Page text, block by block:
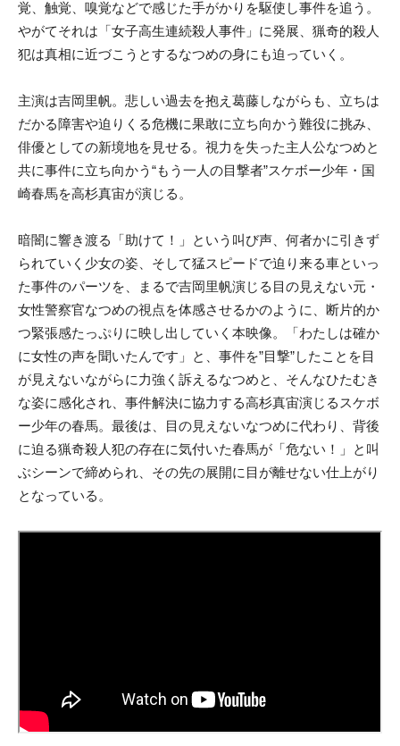
覚、触覚、嗅覚などで感じた手がかりを駆使し事件を追う。
やがてそれは「女子高生連続殺人事件」に発展、猟奇的殺人
犯は真相に近づこうとするなつめの身にも迫っていく。
主演は吉岡里帆。悲しい過去を抱え葛藤しながらも、立ちは
だかる障害や迫りくる危機に果敢に立ち向かう難役に挑み、
俳優としての新境地を見せる。視力を失った主人公なつめと
共に事件に立ち向かう“もう一人の目撃者”スケボー少年・国
崎春馬を高杉真宙が演じる。
暗闇に響き渡る「助けて！」という叫び声、何者かに引きず
られていく少女の姿、そして猛スピードで迫り来る車といっ
た事件のパーツを、まるで吉岡里帆演じる目の見えない元・
女性警察官なつめの視点を体感させるかのように、断片的か
つ緊張感たっぷりに映し出していく本映像。「わたしは確か
に女性の声を聞いたんです」と、事件を”目撃”したことを目
が見えないながらに力強く訴えるなつめと、そんなひたむき
な姿に感化され、事件解決に協力する高杉真宙演じるスケボ
ー少年の春馬。最後は、目の見えないなつめに代わり、背後
に迫る猟奇殺人犯の存在に気付いた春馬が「危ない！」と叫
ぶシーンで締められ、その先の展開に目が離せない仕上がり
となっている。